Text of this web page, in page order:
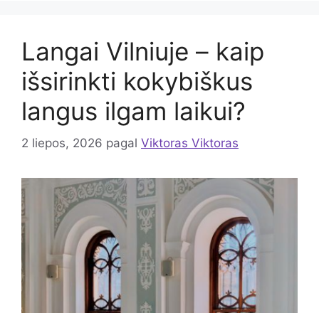
Langai Vilniuje – kaip
išsirinkti kokybiškus
langus ilgam laikui?
2 liepos, 2026 pagal Viktoras Viktoras